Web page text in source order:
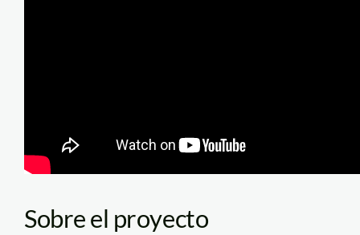
Sobre el proyecto